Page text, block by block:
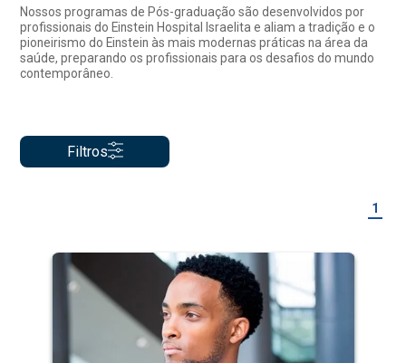
Nossos programas de Pós-graduação são desenvolvidos por
profissionais do Einstein Hospital Israelita e aliam a tradição e o
pioneirismo do Einstein às mais modernas práticas na área da
saúde, preparando os profissionais para os desafios do mundo
contemporâneo.
Filtros
1